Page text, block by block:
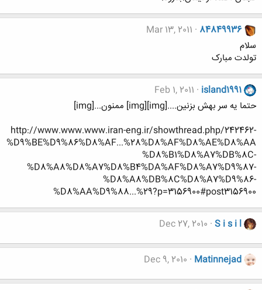
84849936
Mar 13, 2011
سلام
تولدت مبارک
island1991
Feb 1, 2011
حتما یه سر بهش بزنین....[img][img] ممنون...[img]
http://www.www.www.iran-eng.ir/showthread.php/242462-
%D9%BE%D9%86%D8%AF...%28%D8%AF%D8%AE%D8%AA
%D8%B1%D8%A7%DB%8C-
%D8%A8%D8%A7%D8%B4%DA%AF%D8%A7%D9%87-
%D8%A8%DB%8C%D8%A7%D9%86-
%D8%AA%D9%88...%29?p=3156900#post3156900
S i s i l
Dec 27, 2010
Matinnejad
Dec 9, 2010